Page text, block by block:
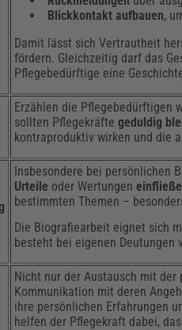
Blickkontakt aufbauen,
Damit lässt sich Vertrautheit
fördern. Gleichzeitig darf das
Pflegebedürftige eine
Erzählen die Pflegebedürftigen
sollten Pflegekräftegeduldig
kontraproduktiv wirken und die
Insbesondere bei persönlichen
Urteile oder Wertungen
bestimmten Themen –
Die Biografiearbeit eignet sich
besteht bei eigenen Deutungen
Nicht nur der Austausch mit
Kommunikation mit deren
ihre persönlichen Erfahrungen
helfen der Pflegekraft dabei,